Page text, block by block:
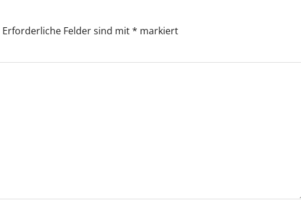
Erforderliche Felder sind mit* markiert